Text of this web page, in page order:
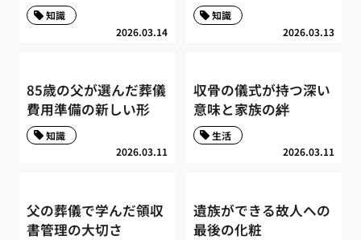
2026.03.14
知識
2026.03.13
知識
85歳の父が選んだ葬儀
費用準備の新しい形
2026.03.11
知識
収骨の儀式が持つ深い
意味と家族の絆
2026.03.11
生活
父の葬儀で学んだ領収
書管理の大切さ
遺族ができる故人への
最後の化粧